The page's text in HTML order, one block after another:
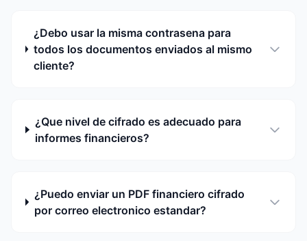
¿Debo usar la misma contrasena para
todos los documentos enviados al mismo
cliente?
¿Que nivel de cifrado es adecuado para
informes financieros?
¿Puedo enviar un PDF financiero cifrado
por correo electronico estandar?